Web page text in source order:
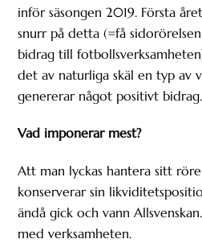
inför säsongen 2019. Första
snurr på detta (=få
bidrag till
det av naturliga skäl en typ av
genererar något positivt bidrag.
Vad imponerar mest?
Att man lyckas hantera sitt
konserverar sin
ändå gick och vann
med verksamheten.